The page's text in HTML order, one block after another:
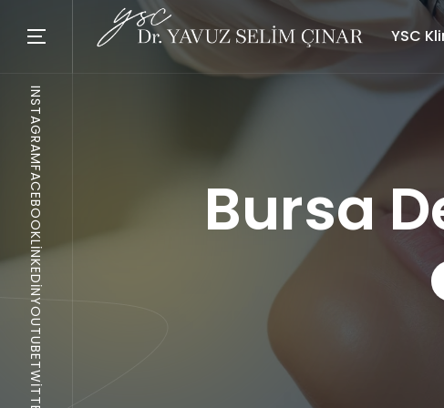
YSC
Bursa
INSTAGRAM
FACEBOOK
LINKEDIN
YOUTUBE
TWITTER